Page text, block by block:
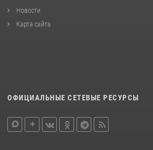
Новости
Карта сайта
ОФИЦИАЛЬНЫЕ СЕТЕВЫЕ РЕСУРСЫ